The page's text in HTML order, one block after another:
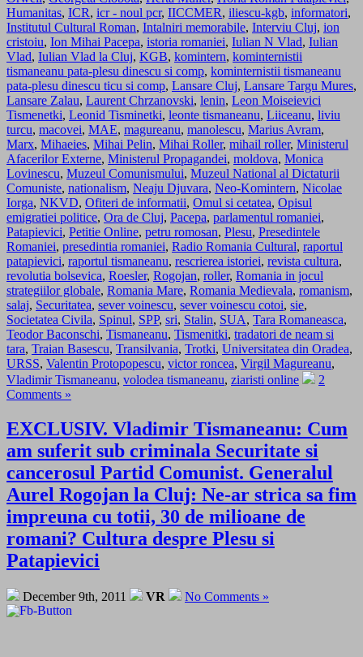
Humanitas, ICR, icr - noul pcr, IICCMER, iliescu-kgb, informatori,
Institutul Cultural Roman, Intalniri memorabile, Interviu Cluj, ion
cristoiu, Ion Mihai Pacepa, istoria romaniei, Iulian N Vlad, Iulian
Vlad, Iulian Vlad la Cluj, KGB, komintern, kominternistii
tismaneanu pata-plesu dinescu si comp, kominternistii tismaneanu
pata-plesu dinescu ticu si comp, Lansare Cluj, Lansare Targu Mures,
Lansare Zalau, Laurent Chrzanovski, lenin, Leon Moiseievici
Tismenetki, Leonid Tisminetki, leonte tismaneanu, Liiceanu, liviu
turcu, macovei, MAE, magureanu, manolescu, Marius Avram,
Marx, Mihaeies, Mihai Pelin, Mihai Roller, mihail roller, Ministerul
Afacerilor Externe, Ministerul Propagandei, moldova, Monica
Lovinescu, Muzeul Comunismului, Muzeul National al Dictaturii
Comuniste, nationalism, Neaju Djuvara, Neo-Komintern, Nicolae
Iorga, NKVD, Ofiteri de informatii, Omul si cetatea, Opisul
emigratiei politice, Ora de Cluj, Pacepa, parlamentul romaniei,
Patapievici, Petitie Online, petru romosan, Plesu, Presedintele
Romaniei, presedintia romaniei, Radio Romania Cultural, raportul
patapievici, raportul tismaneanu, rescrierea istoriei, revista cultura,
revolutia bolsevica, Roesler, Rogojan, roller, Romania in jocul
strategiilor globale, Romania Mare, Romania Medievala, romanism,
salaj, Securitatea, sever voinescu, sever voinescu cotoi, sie,
Societatea Civila, Spinul, SPP, sri, Stalin, SUA, Tara Romaneasca,
Teodor Baconschi, Tismaneanu, Tismenitki, tradatori de neam si
tara, Traian Basescu, Transilvania, Trotki, Universitatea din Oradea,
URSS, Valentin Protopopescu, victor roncea, Virgil Magureanu,
Vladimir Tismaneanu, volodea tismaneanu, ziaristi online
2
Comments »
EXCLUSIV. Vladimir Tismaneanu: Cum
am suferit sub criminala Securitate si
cancerosul Partid Comunist. Generalul
Aurel Rogojan la Cluj: Ne-ar strica sa fim
impreuna cu totii, 30 de milioane de
romani? Cultura despre Plesu si
Patapievici
December 9th, 2011 VR No Comments »